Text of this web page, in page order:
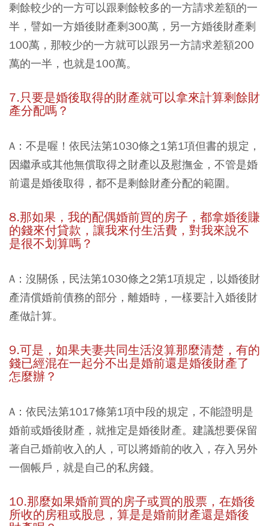
剩餘較少的一方可以跟剩餘較多的一方請求差額的一
半，譬如一方婚後財產剩300萬，另一方婚後財產剩
100萬，那較少的一方就可以跟另一方請求差額200
萬的一半，也就是100萬。
7.只要是婚後取得的財產就可以拿來計算剩餘財
產分配嗎？
A：不是喔！依民法第1030條之1第1項但書的規定，
因繼承或其他無償取得之財產以及慰撫金，不管是婚
前還是婚後取得，都不是剩餘財產分配的範圍。
8.那如果，我的配偶婚前買的房子，都拿婚後賺
的錢來付貸款，讓我來付生活費，對我來說不
是很不划算嗎？
A：沒關係，民法第1030條之2第1項規定，以婚後財
產清償婚前債務的部分，離婚時，一樣要計入婚後財
產做計算。
9.可是，如果夫妻共同生活沒算那麼清楚，有的
錢已經混在一起分不出是婚前還是婚後財產了
怎麼辦？
A：依民法第1017條第1項中段的規定，不能證明是
婚前或婚後財產，就推定是婚後財產。建議想要保留
著自己婚前收入的人，可以將婚前的收入，存入另外
一個帳戶，就是自己的私房錢。
10.那麼如果婚前買的房子或買的股票，在婚後
所收的房租或股息，算是是婚前財產還是婚後